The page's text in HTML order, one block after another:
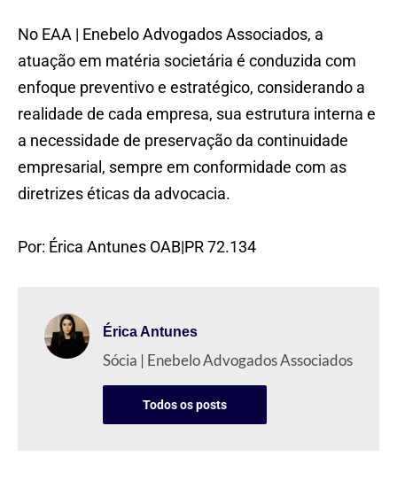
No EAA | Enebelo Advogados Associados, a
atuação em matéria societária é conduzida com
enfoque preventivo e estratégico, considerando a
realidade de cada empresa, sua estrutura interna e
a necessidade de preservação da continuidade
empresarial, sempre em conformidade com as
diretrizes éticas da advocacia.
Por: Érica Antunes OAB|PR 72.134
Érica Antunes
Sócia | Enebelo Advogados Associados
Todos os posts